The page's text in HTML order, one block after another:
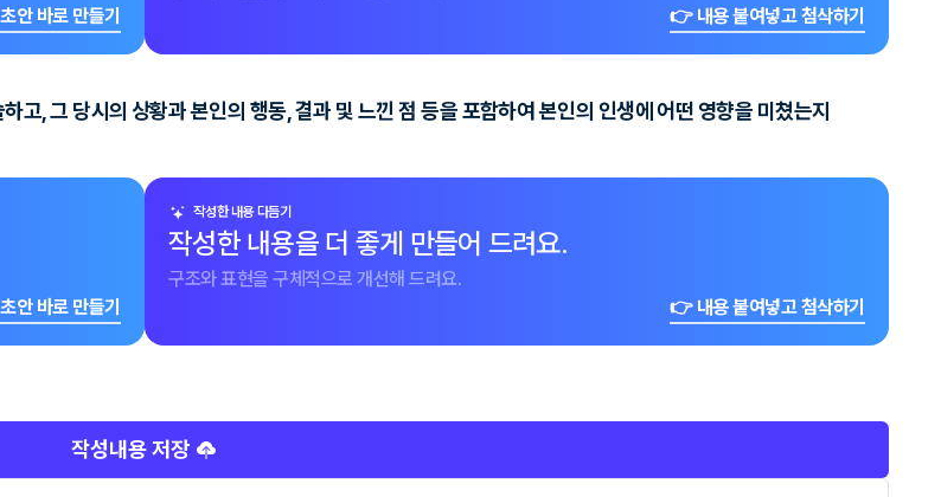
안 바로 만들기
👉 내용 붙여넣고 첨삭하기
, 그 당시의 상황과 본인의 행동, 결과 및 느낀 점 등을 포함하여 본인의 인생에 어떤 영향을 미쳤는지
안 바로 만들기
작성한 내용 다듬기
작성한 내용을 더 좋게 만들어 드려요.
구조와 표현을 구체적으로 개선해 드려요.
👉 내용 붙여넣고 첨삭하기
작성내용 저장